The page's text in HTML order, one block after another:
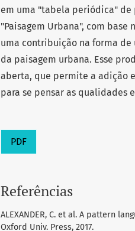
em uma "tabela periódica" de
"Paisagem Urbana", com
uma contribuição na forma
da paisagem urbana. Esse
aberta, que permite a adição
para se pensar as qualidades
PDF
Referências
ALEXANDER, C. et al. A pattern
Oxford Univ. Press, 2017.